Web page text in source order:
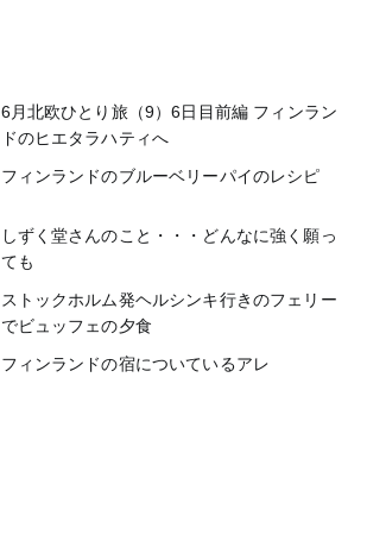
6月北欧ひとり旅（9）6日目前編 フィンラン
ドのヒエタラハティへ
フィンランドのブルーベリーパイのレシピ
しずく堂さんのこと・・・どんなに強く願っ
ても
ストックホルム発ヘルシンキ行きのフェリー
でビュッフェの夕食
フィンランドの宿についているアレ